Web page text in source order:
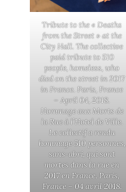
Tribute to the « Deaths
from the Street » at the
City Hall. The collective
paid tribute to 510
people, homeless, who
died on the street in 2017
in France. Paris, France
– April 04, 2018.
Hommage aux Morts de
la Rue à l’Hotel de Ville.
Le collectif a rendu
hommage 510 personnes,
sans-abri, qui sont
mortes dans la rue en
2017 en France. Paris,
France – 04 avril 2018.